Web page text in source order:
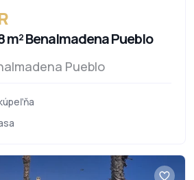
m² Benalmadena Pueblo
Pueblo